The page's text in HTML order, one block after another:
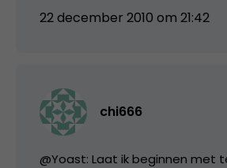
22 december 2010 om 21:42
chi666
@Yoast: Laat ik beginnen met